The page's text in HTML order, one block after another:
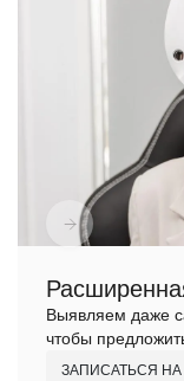
Выявляем даже
чтобы
ЗАПИСАТЬСЯ